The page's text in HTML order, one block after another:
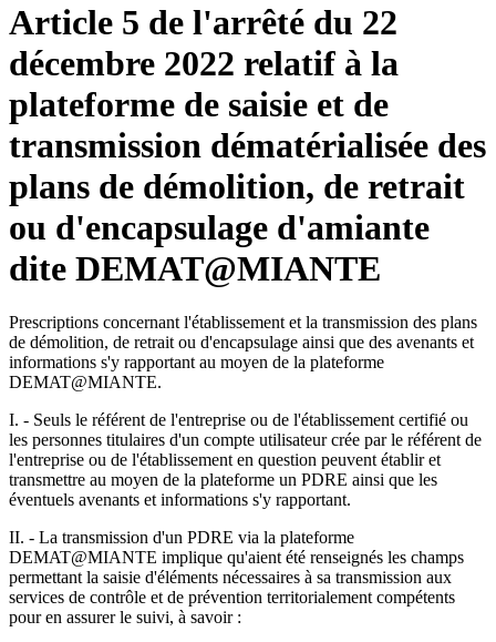
Article 5 de l'arrêté du 22
décembre 2022 relatif à la
plateforme de saisie et de
transmission dématérialisée des
plans de démolition, de retrait
ou d'encapsulage d'amiante
dite DEMAT@MIANTE
Prescriptions concernant l'établissement et la transmission des plans
de démolition, de retrait ou d'encapsulage ainsi que des avenants et
informations s'y rapportant au moyen de la plateforme
DEMAT@MIANTE.
I. - Seuls le référent de l'entreprise ou de l'établissement certifié ou
les personnes titulaires d'un compte utilisateur crée par le référent de
l'entreprise ou de l'établissement en question peuvent établir et
transmettre au moyen de la plateforme un PDRE ainsi que les
éventuels avenants et informations s'y rapportant.
II. - La transmission d'un PDRE via la plateforme
DEMAT@MIANTE implique qu'aient été renseignés les champs
permettant la saisie d'éléments nécessaires à sa transmission aux
services de contrôle et de prévention territorialement compétents
pour en assurer le suivi, à savoir :